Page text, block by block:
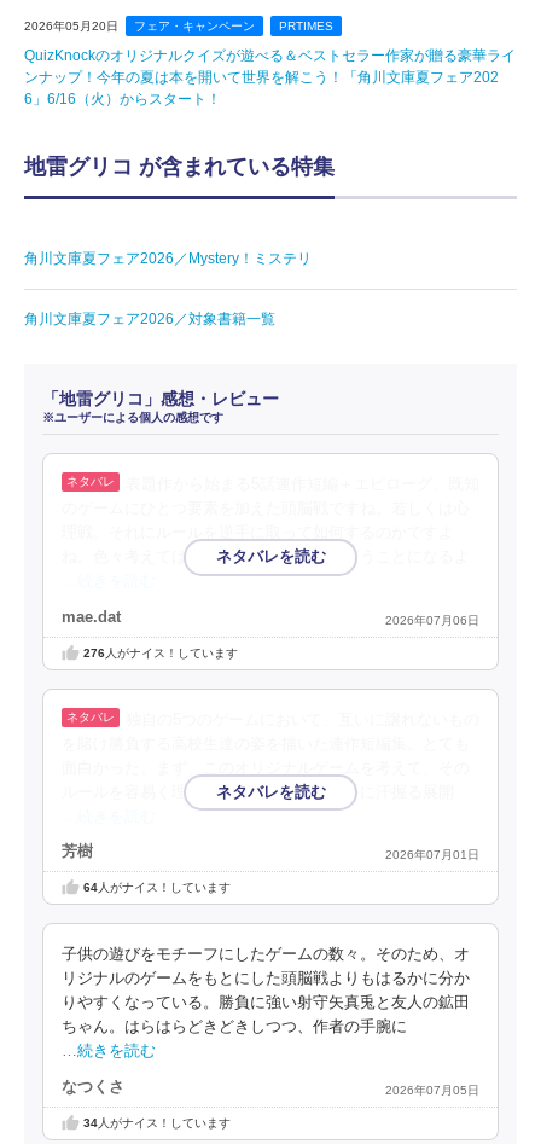
2026年05月20日 フェア・キャンペーン PRTIMES
QuizKnockのオリジナルクイズが遊べる＆ベストセラー作家が贈る豪華ライ
ンナップ！今年の夏は本を開いて世界を解こう！「角川文庫夏フェア202
6」6/16（火）からスタート！
地雷グリコ が含まれている特集
角川文庫夏フェア2026／Mystery！ミステリ
角川文庫夏フェア2026／対象書籍一覧
「地雷グリコ」感想・レビュー
※ユーザーによる個人の感想です
ね。色々考えてはみたよ。（概ね）そう言うことになるよ
mae.dat 2026年07月06日
276人がナイス！しています
ルールを容易く理解させ、そのゲームの手に汗握る展開
芳樹 2026年07月01日
64人がナイス！しています
子供の遊びをモチーフにしたゲームの数々。そのため、オ
リジナルのゲームをもとにした頭脳戦よりもはるかに分か
りやすくなっている。勝負に強い射守矢真兎と友人の鉱田
ちゃん。はらはらどきどきしつつ、作者の手腕に
…続きを読む
なつくさ 2026年07月05日
34人がナイス！しています